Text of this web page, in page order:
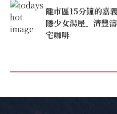
離市區15分鐘的嘉
隱少女湯屋」清豐
宅咖啡